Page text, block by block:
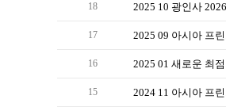
18 2025 10 광인사
17 2025 09 아시아 프
16 2025 01 새로운 최
15 2024 11 아시아 프